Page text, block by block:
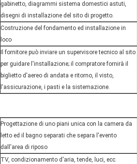
gabinetto, diagrammi sistema domestici astuti,
disegni di installazione del sito di progetto.
Costruzione del fondamento ed installazione in
loco
Il fornitore può inviare un supervisore tecnico al sito
per guidare l'installazione; il compratore fornirà il
biglietto d'aereo di andata e ritorno, il visto,
l'assicurazione, i pasti e la sistemazione.
Progettazione di uno piani unica con la camera da
letto ed il bagno separati che separa l'evento
dall'area di riposo
TV, condizionamento d'aria, tende, luci, ecc.